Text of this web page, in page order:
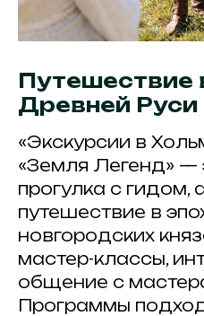
Путешествие
Древней Руси
«Экскурсии в
«Земля Легенд» —
прогулка с гидом,
путешествие в
новгородских
мастер-классы,
общение с
Программы